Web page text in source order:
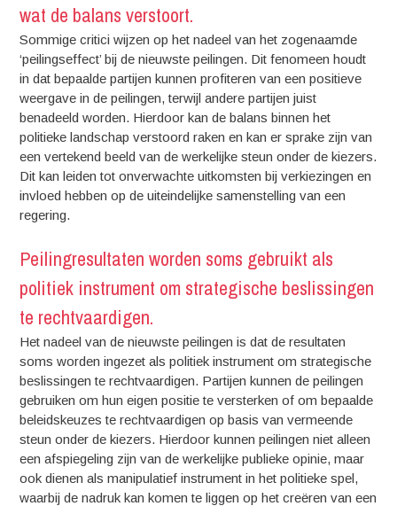
wat de balans verstoort.
Sommige critici wijzen op het nadeel van het zogenaamde
‘peilingseffect’ bij de nieuwste peilingen. Dit fenomeen houdt
in dat bepaalde partijen kunnen profiteren van een positieve
weergave in de peilingen, terwijl andere partijen juist
benadeeld worden. Hierdoor kan de balans binnen het
politieke landschap verstoord raken en kan er sprake zijn van
een vertekend beeld van de werkelijke steun onder de kiezers.
Dit kan leiden tot onverwachte uitkomsten bij verkiezingen en
invloed hebben op de uiteindelijke samenstelling van een
regering.
Peilingresultaten worden soms gebruikt als
politiek instrument om strategische beslissingen
te rechtvaardigen.
Het nadeel van de nieuwste peilingen is dat de resultaten
soms worden ingezet als politiek instrument om strategische
beslissingen te rechtvaardigen. Partijen kunnen de peilingen
gebruiken om hun eigen positie te versterken of om bepaalde
beleidskeuzes te rechtvaardigen op basis van vermeende
steun onder de kiezers. Hierdoor kunnen peilingen niet alleen
een afspiegeling zijn van de werkelijke publieke opinie, maar
ook dienen als manipulatief instrument in het politieke spel,
waarbij de nadruk kan komen te liggen op het creëren van een